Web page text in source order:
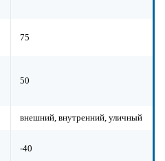
75
50
внешний, внутренний, уличный
-40